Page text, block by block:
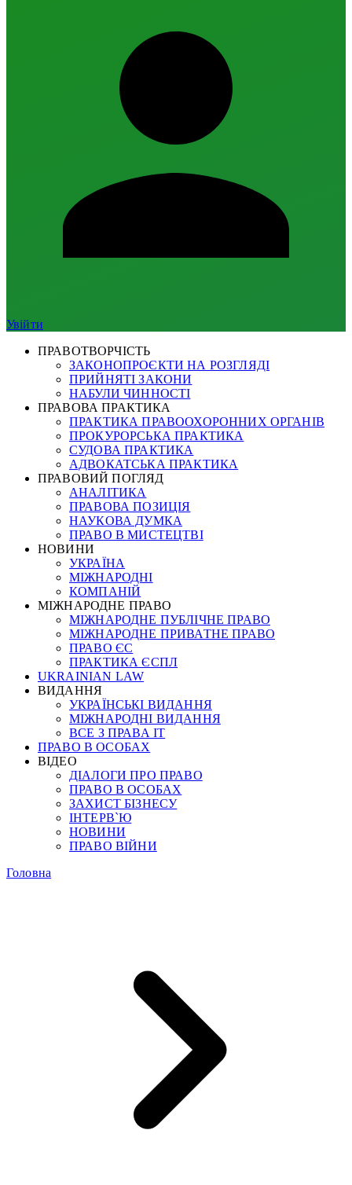
Увійти
ПРАВОТВОРЧІСТЬ
ЗАКОНОПРОЄКТИ НА РОЗГЛЯДІ
ПРИЙНЯТІ ЗАКОНИ
НАБУЛИ ЧИННОСТІ
ПРАВОВА ПРАКТИКА
ПРАКТИКА ПРАВООХОРОННИХ ОРГАНІВ
ПРОКУРОРСЬКА ПРАКТИКА
СУДОВА ПРАКТИКА
АДВОКАТСЬКА ПРАКТИКА
ПРАВОВИЙ ПОГЛЯД
АНАЛІТИКА
ПРАВОВА ПОЗИЦІЯ
НАУКОВА ДУМКА
ПРАВО В МИСТЕЦТВІ
НОВИНИ
УКРАЇНА
МІЖНАРОДНІ
КОМПАНІЙ
МІЖНАРОДНЕ ПРАВО
МІЖНАРОДНЕ ПУБЛІЧНЕ ПРАВО
МІЖНАРОДНЕ ПРИВАТНЕ ПРАВО
ПРАВО ЄС
ПРАКТИКА ЄСПЛ
UKRAINIAN LAW
ВИДАННЯ
УКРАЇНСЬКІ ВИДАННЯ
МІЖНАРОДНІ ВИДАННЯ
ВСЕ З ПРАВА ІТ
ПРАВО В ОСОБАХ
ВІДЕО
ДІАЛОГИ ПРО ПРАВО
ПРАВО В ОСОБАХ
ЗАХИСТ БІЗНЕСУ
ІНТЕРВ`Ю
НОВИНИ
ПРАВО ВІЙНИ
Головна